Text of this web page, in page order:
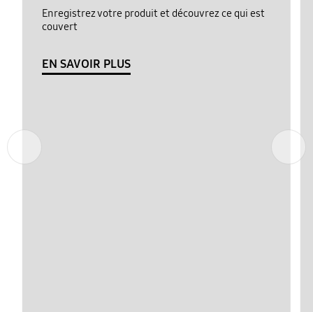
Enregistrez votre produit et découvrez ce qui est
couvert
EN SAVOIR PLUS